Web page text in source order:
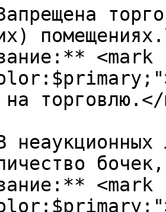
<mark
на торговлю.</
<mark